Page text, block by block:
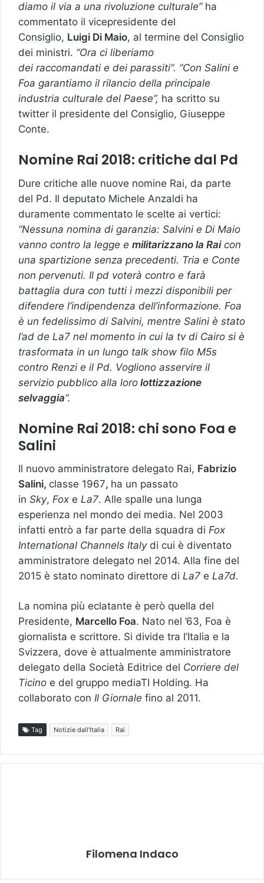
diamo il via a una rivoluzione culturale”ha
commentato il vicepresidente del
Consiglio, Luigi Di Maio, al termine del Consiglio
dei ministri. “Ora ci liberiamo
dei raccomandati e dei parassiti“. “Con Salini e
Foa garantiamo il rilancio della principale
industria culturale del Paese”, ha scritto su
twitter il presidente del Consiglio, Giuseppe
Conte.
Nomine Rai 2018: critiche dal Pd
Dure critiche alle nuove nomine Rai, da parte
del Pd. Il deputato Michele Anzaldi ha
duramente commentato le scelte ai vertici:
“Nessuna nomina di garanzia: Salvini e Di Maio
vanno contro la legge e militarizzano la Raicon
una spartizione senza precedenti. Tria e Conte
non pervenuti. Il pd voterà contro e farà
battaglia dura con tutti i mezzi disponibili per
difendere l’indipendenza dell’informazione. Foa
è un fedelissimo di Salvini, mentre Salini è stato
l’ad de La7 nel momento in cui la tv di Cairo si è
trasformata in un lungo talk show filo M5s
contro Renzi e il Pd. Vogliono asservire il
servizio pubblico alla loro lottizzazione
selvaggia“.
Nomine Rai 2018: chi sono Foa e
Salini
Il nuovo amministratore delegato Rai, Fabrizio
Salini, classe 1967, ha un passato
in Sky, Fox e La7. Alle spalle una lunga
esperienza nel mondo dei media. Nel 2003
infatti entrò a far parte della squadra di Fox
International Channels Italydi cui è diventato
amministratore delegato nel 2014. Alla fine del
2015 è stato nominato direttore di La7 e La7d.
La nomina più eclatante è però quella del
Presidente, Marcello Foa. Nato nel ’63, Foa è
giornalista e scrittore. Si divide tra l’Italia e la
Svizzera, dove è attualmente amministratore
delegato della Società Editrice del Corriere del
Ticino e del gruppo mediaTI Holding. Ha
collaborato con Il Giornale fino al 2011.
Tag Notizie dall'Italia Rai
Filomena Indaco